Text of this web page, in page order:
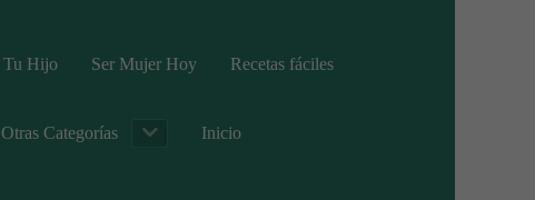
Tu Hijo Ser Mujer Hoy Recetas fáciles
Otras Categorías Inicio